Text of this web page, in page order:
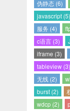
伪静态 (6)
javascript (5)
服务 (4)
c语言 (3)
iframe (3)
tableview (3)
无线 (2)
burst (2)
wdcp (2)